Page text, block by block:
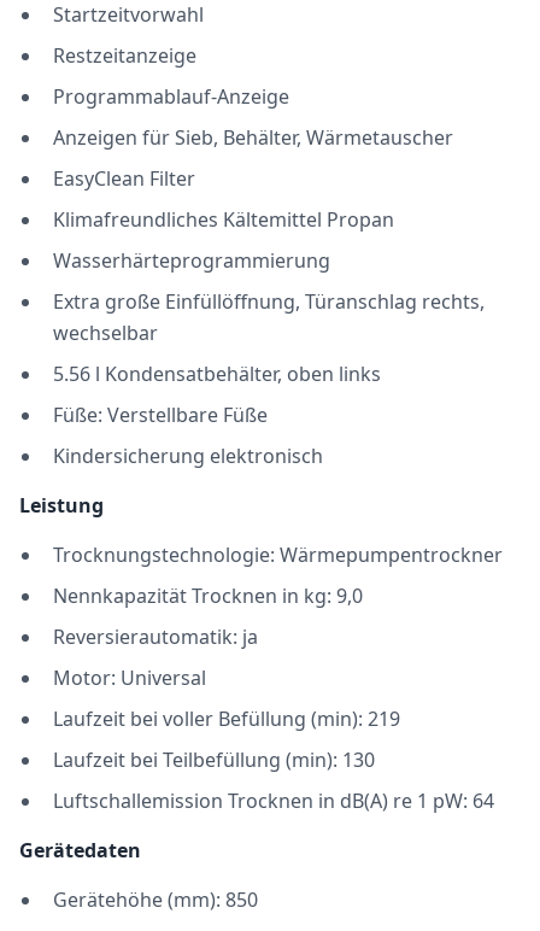
Startzeitvorwahl
Restzeitanzeige
Programmablauf-Anzeige
Anzeigen für Sieb, Behälter, Wärmetauscher
EasyClean Filter
Klimafreundliches Kältemittel Propan
Wasserhärteprogrammierung
Extra große Einfüllöffnung, Türanschlag rechts,
wechselbar
5.56 l Kondensatbehälter, oben links
Füße: Verstellbare Füße
Kindersicherung elektronisch
Leistung
Trocknungstechnologie: Wärmepumpentrockner
Nennkapazität Trocknen in kg: 9,0
Reversierautomatik: ja
Motor: Universal
Laufzeit bei voller Befüllung (min): 219
Laufzeit bei Teilbefüllung (min): 130
Luftschallemission Trocknen in dB(A) re 1 pW: 64
Gerätedaten
Gerätehöhe (mm): 850